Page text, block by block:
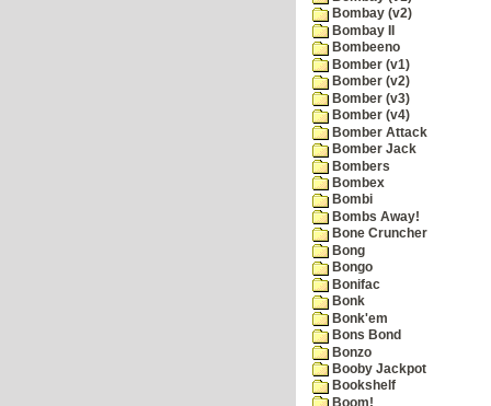
Bombay (v2)
Bombay II
Bombeeno
Bomber (v1)
Bomber (v2)
Bomber (v3)
Bomber (v4)
Bomber Attack
Bomber Jack
Bombers
Bombex
Bombi
Bombs Away!
Bone Cruncher
Bong
Bongo
Bonifac
Bonk
Bonk'em
Bons Bond
Bonzo
Booby Jackpot
Bookshelf
Boom!